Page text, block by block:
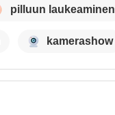
pilluun laukeaminen
kamerashow